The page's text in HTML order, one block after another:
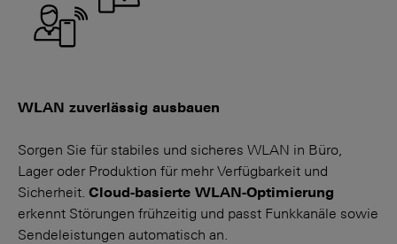
WLAN zuverlässig ausbauen
Sorgen Sie für stabiles und sicheres WLAN in Büro,
Lager oder Produktion für mehr Verfügbarkeit und
Sicherheit. Cloud-basierte WLAN-Opti­mierung
erkennt Störungen früh­zeitig und passt Funk­kanäle sowie
Sende­leistungen automatisch an.